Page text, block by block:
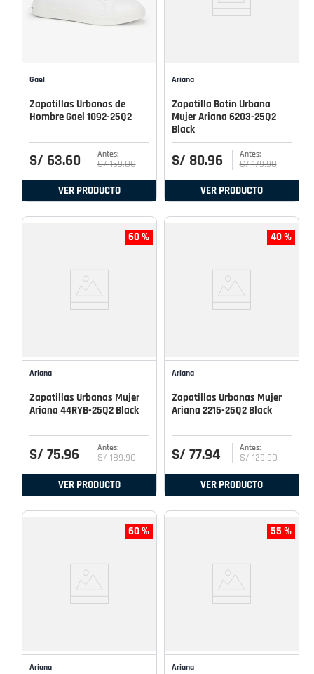
Gael
Zapatillas Urbanas de
Hombre Gael 1092-25Q2
S/ 63.60 S/ 159.00
VER PRODUCTO
Ariana
Zapatilla Botin Urbana
Mujer Ariana 6203-25Q2
Black
S/ 80.96 S/ 179.90
VER PRODUCTO
60 %
Ariana
Zapatillas Urbanas Mujer
Ariana 44RYB-25Q2 Black
S/ 75.96 S/ 189.90
VER PRODUCTO
40 %
Ariana
Zapatillas Urbanas Mujer
Ariana 2215-25Q2 Black
S/ 77.94 S/ 129.90
VER PRODUCTO
60 %
Ariana
55 %
Ariana